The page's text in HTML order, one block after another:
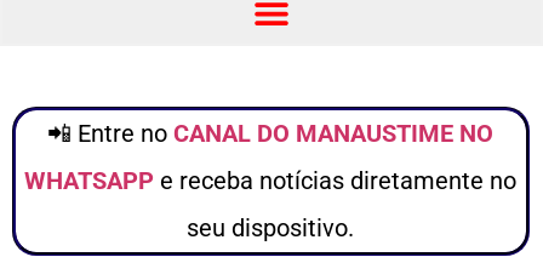
📲 Entre no CANAL DO MANAUSTIME NO
WHATSAPP e receba notícias diretamente no
seu dispositivo.